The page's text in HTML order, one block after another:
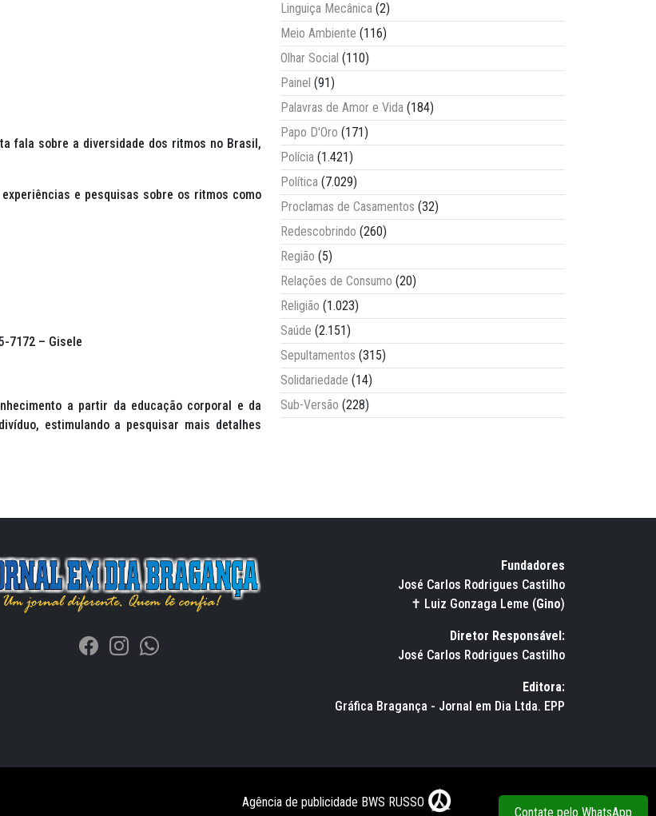
fala sobre a diversidade dos ritmos no Brasil,
e pesquisas sobre os ritmos como
7172 – Gisele
a partir da educação corporal e da
estimulando a pesquisar mais detalhes
Linguiça Mecânica (2)
Meio Ambiente (116)
Olhar Social (110)
Painel (91)
Palavras de Amor e Vida (184)
Papo D'Oro (171)
Polícia (1.421)
Política (7.029)
Proclamas de Casamentos (32)
Redescobrindo (260)
Região (5)
Relações de Consumo (20)
Religião (1.023)
Saúde (2.151)
Sepultamentos (315)
Solidariedade (14)
Sub-Versão (228)
Fundadores
José Carlos Rodrigues Castilho
✝ Luiz Gonzaga Leme (Gino)
Diretor Responsável:
José Carlos Rodrigues Castilho
Editora:
Gráfica Bragança - Jornal em Dia Ltda. EPP
Agência de publicidade BWS RUSSO
Contate pelo WhatsApp